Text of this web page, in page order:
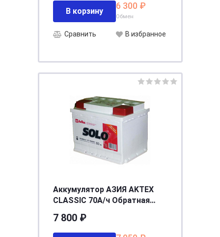
6 300 ₽
Обмен
В корзину
Сравнить В избранное
Аккумулятор АЗИЯ AKTEX
CLASSIC 70А/ч Обратная
7 800 ₽